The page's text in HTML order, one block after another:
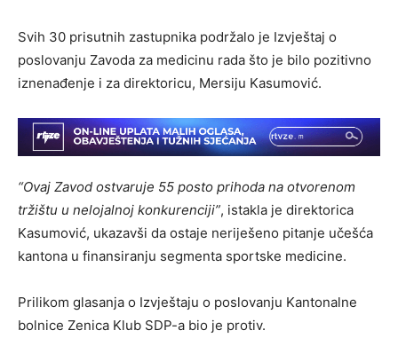
Svih 30 prisutnih zastupnika podržalo je Izvještaj o
poslovanju Zavoda za medicinu rada što je bilo pozitivno
iznenađenje i za direktoricu, Mersiju Kasumović.
“Ovaj Zavod ostvaruje 55 posto prihoda na otvorenom
tržištu u nelojalnoj konkurenciji”, istakla je direktorica
Kasumović, ukazavši da ostaje neriješeno pitanje učešća
kantona u finansiranju segmenta sportske medicine.
Prilikom glasanja o Izvještaju o poslovanju Kantonalne
bolnice Zenica Klub SDP-a bio je protiv.